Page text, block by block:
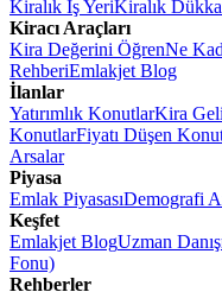
Kiralık İş YeriKiralık
Kiracı Araçları
Kira Değerini ÖğrenNe
RehberiEmlakjet Blog
İlanlar
Yatırımlık KonutlarKira
KonutlarFiyatı Düşen
Arsalar
Piyasa
Emlak PiyasasıDemografi
Keşfet
Emlakjet BlogUzman
Fonu)
Rehberler